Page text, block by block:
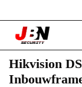
Hikvision